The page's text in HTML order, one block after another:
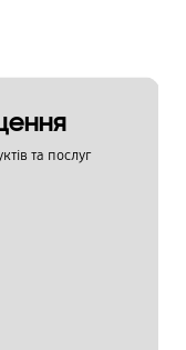
та послуг